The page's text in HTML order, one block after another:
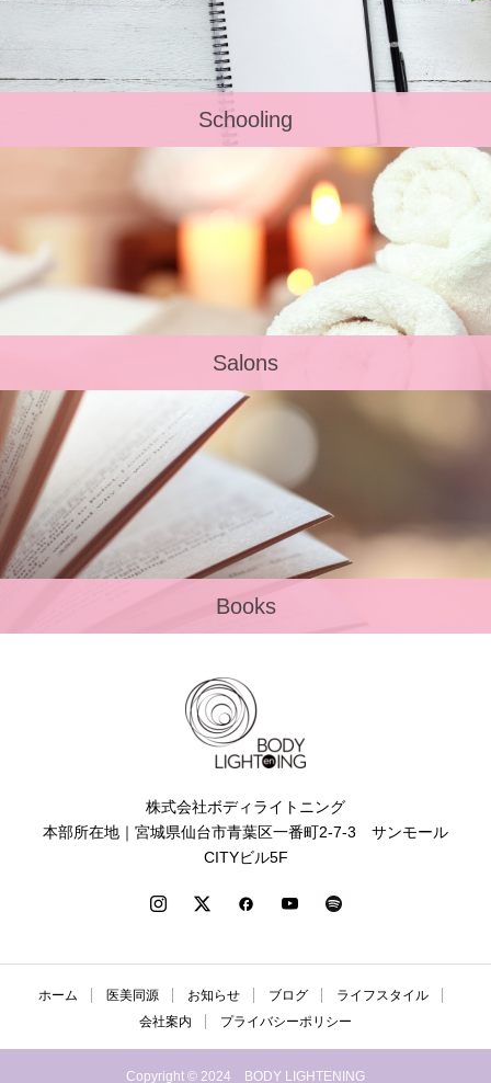
Schooling
Salons
Books
株式会社ボディライトニング
本部所在地｜宮城県仙台市青葉区一番町2-7-3 サンモール
CITYビル5F
ホーム 医美同源 お知らせ ブログ
ライフスタイル
会社案内
プライバシーポリシー
Copyright © 2024 BODY LIGHTENING